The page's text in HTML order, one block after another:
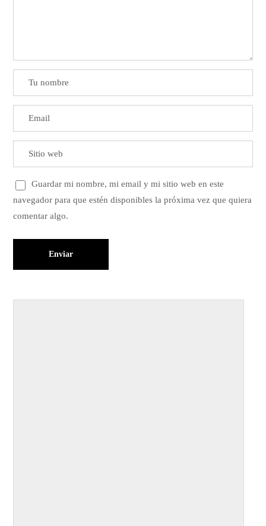
Guardar mi nombre, mi email y mi sitio web en este
navegador para que estén disponibles la próxima vez que quiera
comentar algo.